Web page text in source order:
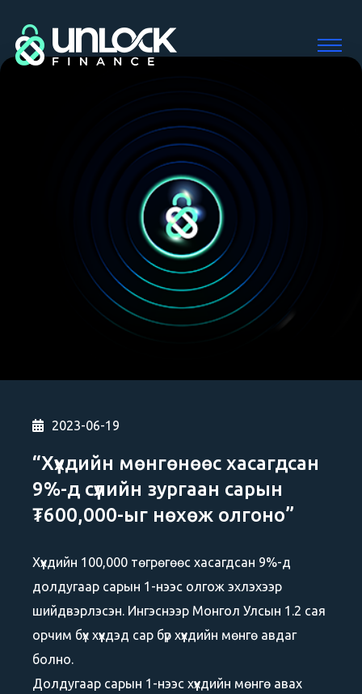
2023-06-19
“Хүүхдийн мөнгөнөөс хасагдсан
9%-д сүүлийн зургаан сарын
₮600,000-ыг нөхөж олгоно”
Хүүхдийн 100,000 төгрөгөөс хасагдсан 9%-д
долдугаар сарын 1-нээс олгож эхлэхээр
шийдвэрлэсэн. Ингэснээр Монгол Улсын 1.2 сая
орчим бүх хүүхдэд сар бүр хүүхдийн мөнгө авдаг
болно.
Долдугаар сарын 1-нээс хүүхдийн мөнгө авах